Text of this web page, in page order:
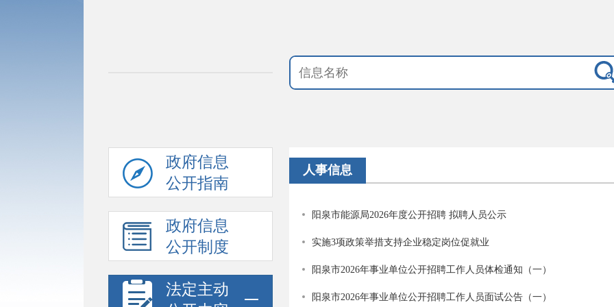
政府信息
公开指南
政府信息
公开制度
法定主动
人事信息
阳泉市能源局2026年度公开招聘 拟聘人员公示
实施3项政策举措支持企业稳定岗位促就业
阳泉市2026年事业单位公开招聘工作人员体检通知（一）
阳泉市2026年事业单位公开招聘工作人员面试公告（一）